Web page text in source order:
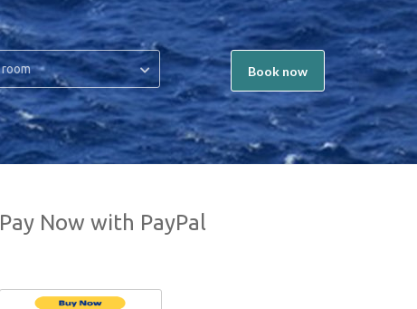
room Book now
Pay Now with PayPal